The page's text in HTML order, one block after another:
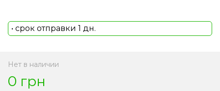
• срок отправки 1 дн.
Нет в наличии
0 грн